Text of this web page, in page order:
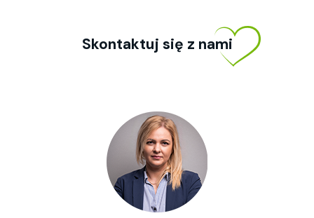
Skontaktuj się z nami